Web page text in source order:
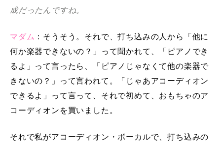
成だったんですね。
マダム ：そうそう。それで、打ち込みの人から「他に
何か楽器できないの？」って聞かれて、「ピアノでき
るよ」って言ったら、「ピアノじゃなくて他の楽器で
きないの？」って言われて。「じゃあアコーディオン
できるよ」って言って、それで初めて、おもちゃのア
コーディオンを買いました。
それで私がアコーディオン・ボーカルで、打ち込みの